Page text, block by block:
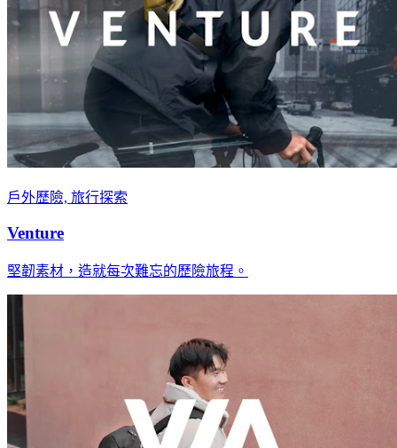
戶外歷險, 旅行探索
Venture
堅韌素材，造就每次難忘的歷險旅程。